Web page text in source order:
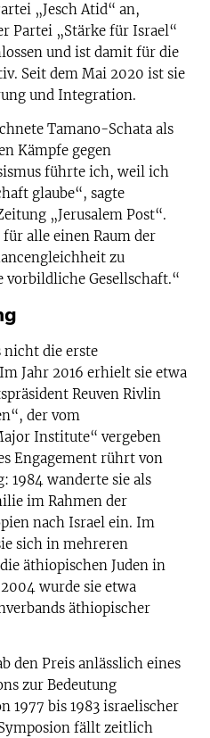
„Jesch Atid“ an,
Partei „Stärke für Israel“
und ist damit für die
Seit dem Mai 2020 ist sie
und Integration.
Tamano-Schata als
Kämpfe gegen
führte ich, weil ich
glaube“, sagte
„Jerusalem Post“.
alle einen Raum der
zu
Gesellschaft.“
nicht die erste
Jahr 2016 erhielt sie etwa
Reuven Rivlin
der vom
Institute“ vergeben
Engagement rührt von
1984 wanderte sie als
im Rahmen der
nach Israel ein. Im
sich in mehreren
äthiopischen Juden in
wurde sie etwa
äthiopischer
den Preis anlässlich eines
zur Bedeutung
1977 bis 1983 israelischer
fällt zeitlich